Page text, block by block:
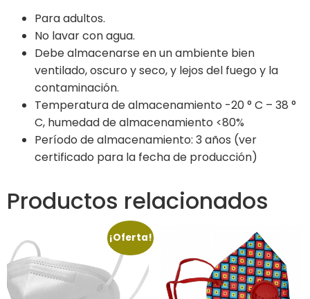
Para adultos.
No lavar con agua.
Debe almacenarse en un ambiente bien
ventilado, oscuro y seco, y lejos del fuego y la
contaminación.
Temperatura de almacenamiento -20 ° C – 38 °
C, humedad de almacenamiento <80%
Período de almacenamiento: 3 años (ver
certificado para la fecha de producción)
Productos relacionados
¡Oferta!